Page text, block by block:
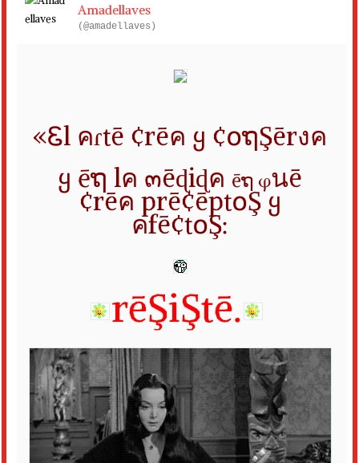
Amadellaves
(@amadellaves)
«Ꮛl คɾtē ¢rēค ყ ¢໐ຖŞērงค
ყ ēຖ lค ๓ēɖiɖค ēຖ φนē
¢rēค prē¢ēpt໐Ş ყ
คfē¢t໐Ş:
rēŞiŞtē.